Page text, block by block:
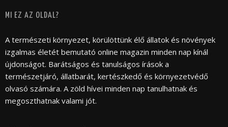
MI EZ AZ OLDAL?
A természeti környezet, körülöttünk élő állatok és növények
izgalmas életét bemutató online magazin minden nap kínál
újdonságot. Barátságos és tanulságos írások a
természetjáró, állatbarát, kertészkedő és környezetvédő
olvasó számára. A zöld hívei minden nap tanulhatnak és
megoszthatnak valami jót.